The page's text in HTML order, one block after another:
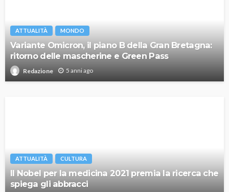
ATTUALITÀ MONDO
Variante Omicron, il piano B della Gran Bretagna:
ritorno delle mascherine e Green Pass
Redazione 5 anni ago
ATTUALITÀ CULTURA
Il Nobel per la medicina 2021 premia la ricerca che
spiega gli abbracci